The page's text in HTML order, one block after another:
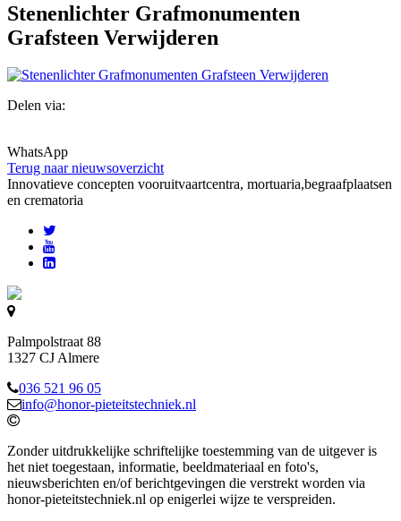
Stenenlichter Grafmonumenten
Grafsteen Verwijderen
Delen via:
WhatsApp
Terug naar nieuwsoverzicht
Innovatieve concepten vooruitvaartcentra, mortuaria,begraafplaatsen
en crematoria
Palmpolstraat 88
1327 CJ Almere
036 521 96 05
info@honor-pieteitstechniek.nl
Zonder uitdrukkelijke schriftelijke toestemming van de uitgever is
het niet toegestaan, informatie, beeldmateriaal en foto's,
nieuwsberichten en/of berichtgevingen die verstrekt worden via
honor-pieteitstechniek.nl op enigerlei wijze te verspreiden.